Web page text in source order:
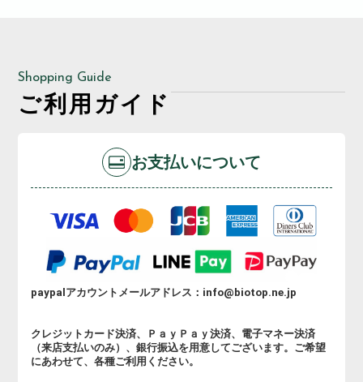
Shopping Guide
ご利用ガイド
お支払いについて
paypalアカウントメールアドレス：info@biotop.ne.jp
クレジットカード決済、ＰａｙＰａｙ決済、電子マネー決済
（来店支払いのみ）、銀行振込を用意してございます。ご希望
にあわせて、各種ご利用ください。